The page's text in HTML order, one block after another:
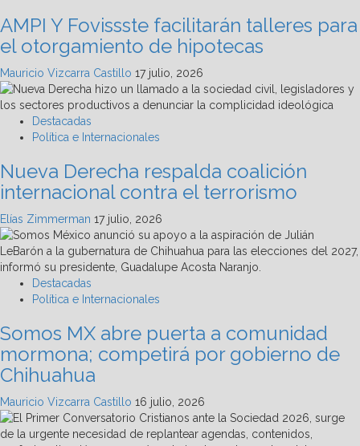
AMPI Y Fovissste facilitarán talleres para
el otorgamiento de hipotecas
Mauricio Vizcarra Castillo 17 julio, 2026
Destacadas
Política e Internacionales
Nueva Derecha respalda coalición
internacional contra el terrorismo
Elías Zimmerman 17 julio, 2026
Destacadas
Política e Internacionales
Somos MX abre puerta a comunidad
mormona; competirá por gobierno de
Chihuahua
Mauricio Vizcarra Castillo 16 julio, 2026